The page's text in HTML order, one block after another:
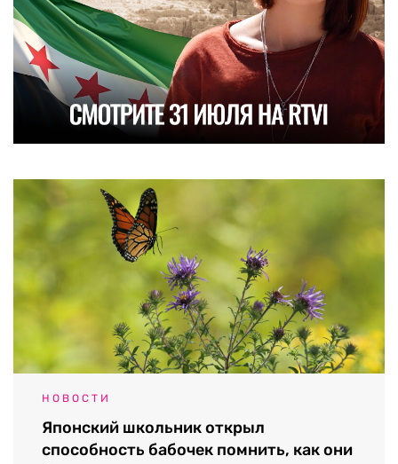
НОВОСТИ
Японский школьник открыл
способность бабочек помнить, как они